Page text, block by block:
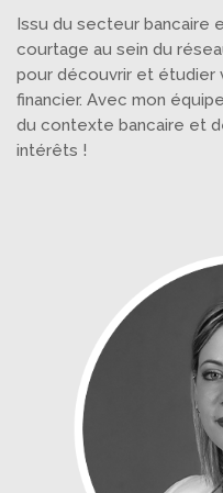
Issu du secteur bancaire
courtage au sein du
pour découvrir et étudier
financier. Avec mon
du contexte bancaire et
intérêts !